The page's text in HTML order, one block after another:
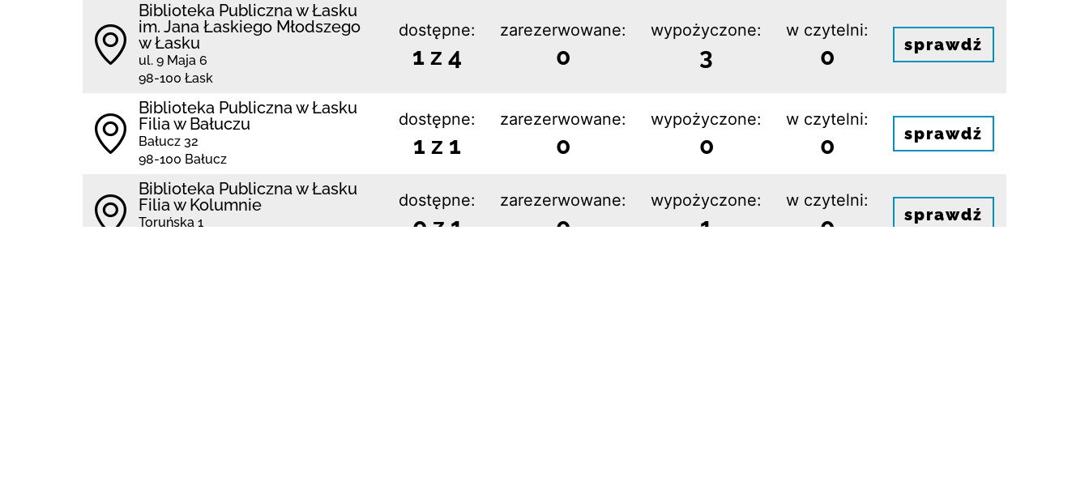
Biblioteka Publiczna w Łasku
im. Jana Łaskiego Młodszego
w Łasku
ul. 9 Maja 6
98-100 Łask
dostępne:
1 z 4
zarezerwowane:
0
wypożyczone:
3
w czytelni:
0 sprawdź
Biblioteka Publiczna w Łasku
Filia w Bałuczu
Bałucz 32
98-100 Bałucz
dostępne:
1 z 1
zarezerwowane:
0
wypożyczone:
0
w czytelni:
0 sprawdź
Biblioteka Publiczna w Łasku
Filia w Kolumnie
Toruńska 1
dostępne:
0 z 1
zarezerwowane:
0
wypożyczone:
1
w czytelni:
0 sprawdź